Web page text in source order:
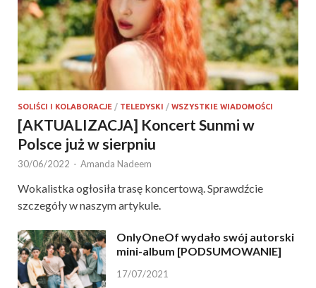
SOLIŚCI I KOLABORACJE / TELEDYSKI / WSZYSTKIE WIADOMOŚCI
[AKTUALIZACJA] Koncert Sunmi w
Polsce już w sierpniu
30/06/2022 - Amanda Nadeem
Wokalistka ogłosiła trasę koncertową. Sprawdźcie
szczegóły w naszym artykule.
OnlyOneOf wydało swój autorski
mini-album [PODSUMOWANIE]
17/07/2021